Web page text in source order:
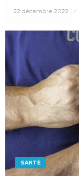
Posted
22 décembre 2022
SANTÉ